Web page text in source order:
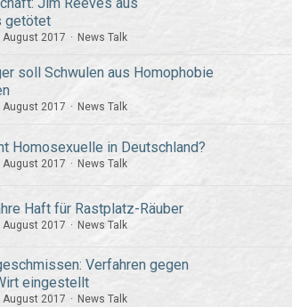
getötet
August 2017 News Talk
soll Schwulen aus Homophobie
August 2017 News Talk
Homosexuelle in Deutschland?
August 2017 News Talk
Haft für Rastplatz-Räuber
August 2017 News Talk
Verfahren gegen
eingestellt
August 2017 News Talk